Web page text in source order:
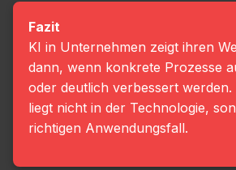
Fazit
KI in Unternehmen zeigt ihren
dann, wenn konkrete Prozesse
oder deutlich verbessert werden.
liegt nicht in der Technologie,
richtigen Anwendungsfall.